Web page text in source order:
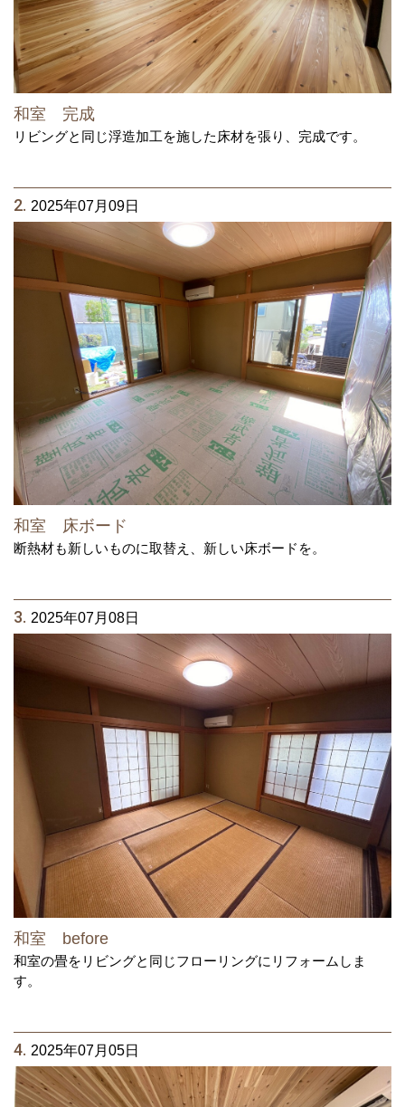
和室 完成
リビングと同じ浮造加工を施した床材を張り、完成です。
2. 2025年07月09日
和室 床ボード
断熱材も新しいものに取替え、新しい床ボードを。
3. 2025年07月08日
和室 before
和室の畳をリビングと同じフローリングにリフォームしま
す。
4. 2025年07月05日